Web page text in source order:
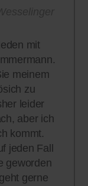
mit
meinem
zu
leider
aber ich
kommt.
jeden Fall
geworden
gerne